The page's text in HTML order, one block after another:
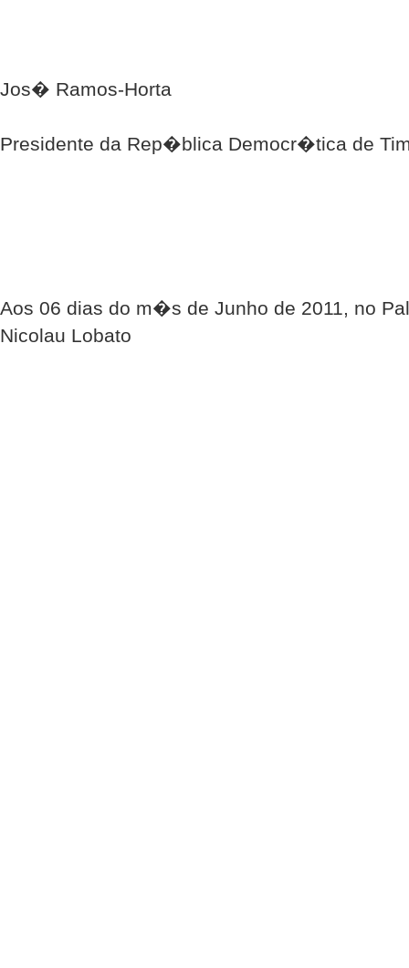
Jos� Ramos-Horta
Presidente da Rep�blica Democr�tica de
Aos 06 dias do m�s de Junho de 2011, no
Nicolau Lobato